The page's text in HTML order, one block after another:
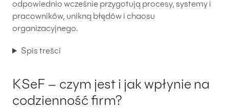
Spółki zagraniczne – wsparcie przedsiębiorców
poza granicami RP
Obsługa korporacyjna
Bieżące doradztwo prawne dla spółek z branży
IT
odpowiednio wcześnie przygotują procesy, systemy i
pracowników, unikną błędów i chaosu
organizacyjnego.
Spis treści
KSeF – czym jest i jak wpłynie na
codzienność firm?